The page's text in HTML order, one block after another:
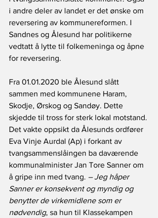
i andre deler av landet er det ønske om
reversering av kommunereformen. I
Sandnes og Ålesund har politikerne
vedtatt å lytte til folkemeninga og åpne
for reversering.
Fra 01.01.2020 ble Ålesund slått
sammen med kommunene Haram,
Skodje, Ørskog og Sandøy. Dette
skjedde til tross for sterk lokal motstand.
Det vakte oppsikt da Ålesunds ordfører
Eva Vinje Aurdal (Ap) i forkant av
tvangsammenslåingen ba daværende
kommunalminister Jan Tore Sanner om
å gripe inn med tvang. – Jeg håper
Sanner er konsekvent og myndig og
benytter de virkemidlene som er
nødvendig, sa hun til Klassekampen